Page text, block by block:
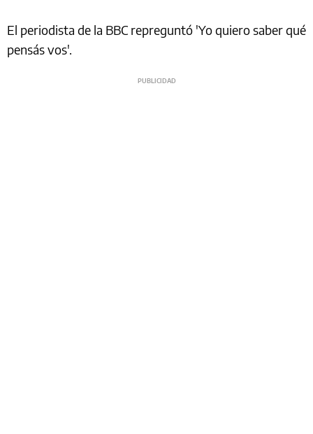
El periodista de la BBC repreguntó 'Yo quiero saber qué
pensás vos'.